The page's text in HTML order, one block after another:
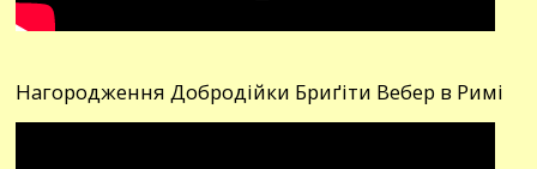
Нагородження Добродійки Бриґіти Вебер в Римі